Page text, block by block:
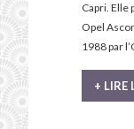
Capri. Elle
Opel
1988 par
+ LIRE